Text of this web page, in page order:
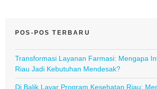
POS-POS TERBARU
Transformasi Layanan Farmasi: Mengapa
Riau Jadi Kebutuhan Mendesak?
Di Balik Layar Program Kesehatan Riau: